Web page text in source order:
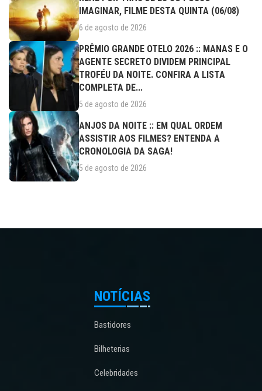
IMAGINAR, FILME DESTA QUINTA (06/08)
6 de agosto de 2026
PRÊMIO GRANDE OTELO 2026 :: MANAS E O
AGENTE SECRETO DIVIDEM PRINCIPAL
TROFÉU DA NOITE. CONFIRA A LISTA
COMPLETA DE...
5 de agosto de 2026
ANJOS DA NOITE :: EM QUAL ORDEM
ASSISTIR AOS FILMES? ENTENDA A
CRONOLOGIA DA SAGA!
5 de agosto de 2026
NOTÍCIAS
Bastidores
Bilheterias
Celebridades